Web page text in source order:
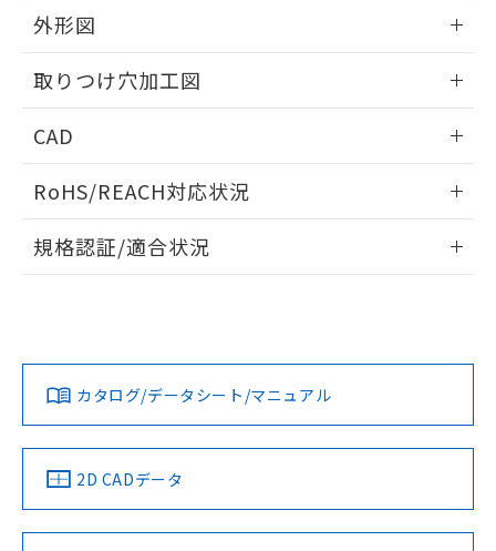
外形図
取りつけ穴加工図
CAD
ドすることができます。
ログイン/会員登録
ダウンロードデータをご利用いただく前に、以下を必ずお読
みください。
ソフトウェアの使用条件
RoHS/REACH対応状況
EU RoHS 注意事項・凡例
対応済み
中国 RoHS 注意事項・凡例
規格認証/適合状況
LR型式承認
（イギリス
船舶規格）
DNV型式承認
（ノルウェー
BV型式承認
（フランス
KR型式
（韓国
No No No No
カタログ/データシート/マニュアル
2D CADデータ
指します。
※本証明書は発行日時点で非含有を証明す
るもので、過去に遡って非含有を証明する
また、RoHS指令のフタル酸エステル類４
物質の対応では、対応完了までの期間は出
既に当社にて対応品への在庫切替を完了
していることから、特段のことがない限
り、2022年1月12日より割愛しておりま
す。